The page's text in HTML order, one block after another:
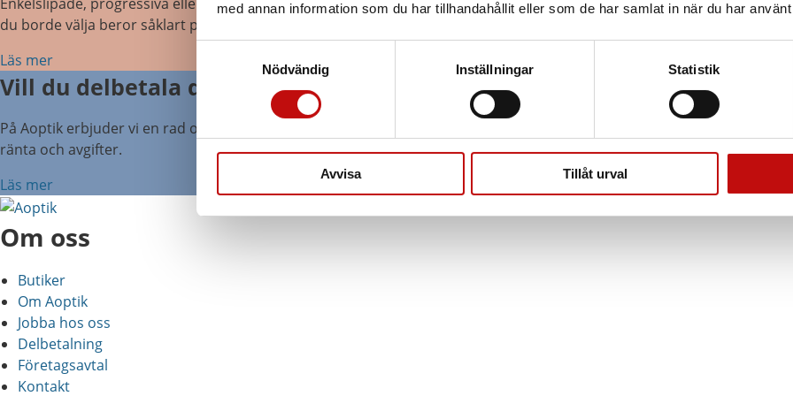
med annan information som du har tillhandahållit eller som de har samlat in när du har
Nödvändig
Inställningar Statistik
Avvisa Tillåt urval
Enkelslipade, progressiva eller färgskiftande glas? Att ha rätt glas som är anpassade efter dig och dina behov är helt
du borde välja beror såklart på din syn, men även din livsstil.
Läs mer
Vill du delbetala ditt köp?
På Aoptik erbjuder vi en rad olika betalningsalternativ. Hos oss har du möjlighet att betala i den takt som passar dig.
ränta och avgifter.
Läs mer
Om oss
Butiker
Om Aoptik
Jobba hos oss
Delbetalning
Företagsavtal
Kontakt